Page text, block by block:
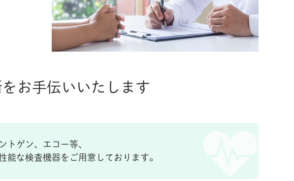
お手伝いいたします
トゲン、エコー等、
能な検査機器をご用意しております。